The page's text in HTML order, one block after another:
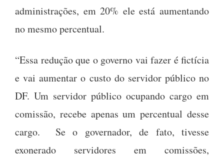
administrações, em 20% ele está aumentando
no mesmo percentual.
“Essa redução que o governo vai fazer é fictícia
e vai aumentar o custo do servidor público no
DF. Um servidor público ocupando cargo em
comissão, recebe apenas um percentual desse
cargo. Se o governador, de fato, tivesse
exonerado servidores em comissões,